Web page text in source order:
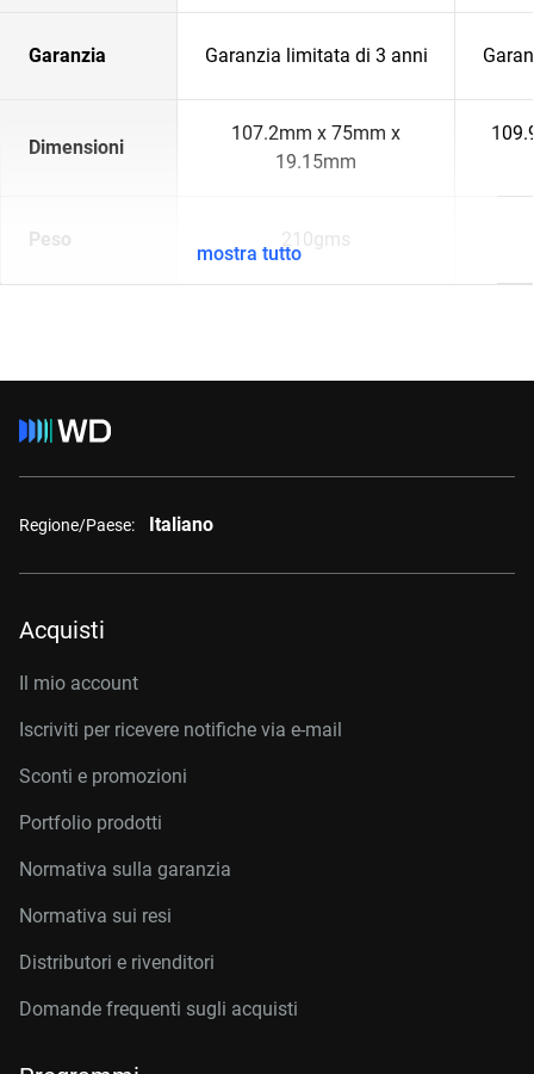
Garanzia Garanzia limitata di 3 anni
Dimensioni
107.2mm x 75mm x
19.15mm
Peso 210gms
mostra tutto
Regione/Paese: Italiano
Acquisti
Il mio account
Iscriviti per ricevere notifiche via e-mail
Sconti e promozioni
Portfolio prodotti
Normativa sulla garanzia
Normativa sui resi
Distributori e rivenditori
Domande frequenti sugli acquisti